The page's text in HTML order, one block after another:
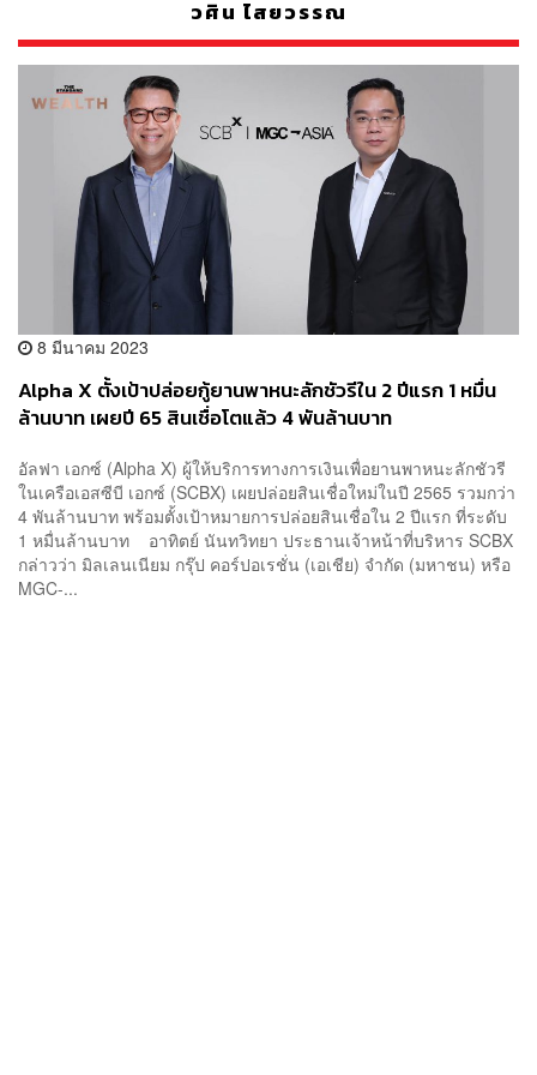
วศิน ไสยวรรณ
8 มีนาคม 2023
Alpha X ตั้งเป้าปล่อยกู้ยานพาหนะลักชัวรีใน 2 ปีแรก 1 หมื่น
ล้านบาท เผยปี 65 สินเชื่อโตแล้ว 4 พันล้านบาท
อัลฟา เอกซ์ (Alpha X) ผู้ให้บริการทางการเงินเพื่อยานพาหนะลักชัวรี
ในเครือเอสซีบี เอกซ์ (SCBX) เผยปล่อยสินเชื่อใหม่ในปี 2565 รวมกว่า
4 พันล้านบาท พร้อมตั้งเป้าหมายการปล่อยสินเชื่อใน 2 ปีแรก ที่ระดับ
1 หมื่นล้านบาท อาทิตย์ นันทวิทยา ประธานเจ้าหน้าที่บริหาร SCBX
กล่าวว่า มิลเลนเนียม กรุ๊ป คอร์ปอเรชั่น (เอเชีย) จำกัด (มหาชน) หรือ
MGC-...